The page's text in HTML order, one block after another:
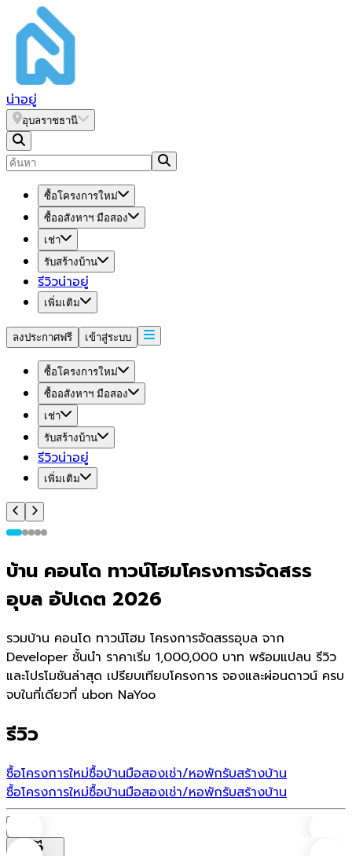
น่าอยู่
อุบลราชธานี
ซื้อโครงการใหม่
ซื้ออสังหาฯ มือสอง
เช่า
รับสร้างบ้าน
รีวิวน่าอยู่
เพิ่มเติม
ลงประกาศฟรี เข้าสู่ระบบ
ซื้อโครงการใหม่
ซื้ออสังหาฯ มือสอง
เช่า
รับสร้างบ้าน
รีวิวน่าอยู่
เพิ่มเติม
บ้าน คอนโด ทาวน์โฮมโครงการจัดสรร
อุบล อัปเดต 2026
รวมบ้าน คอนโด ทาวน์โฮม โครงการจัดสรรอุบล จาก
Developer ชั้นนำ ราคาเริ่ม 1,000,000 บาท พร้อมแปลน รีวิว
และโปรโมชันล่าสุด เปรียบเทียบโครงการ จองและผ่อนดาวน์ ครบ
จบในที่เดียวที่ ubon NaYoo
รีวิว
ซื้อโครงการใหม่ซื้อบ้านมือสองเช่า/หอพักรับสร้างบ้าน
ซื้อโครงการใหม่ซื้อบ้านมือสองเช่า/หอพักรับสร้างบ้าน